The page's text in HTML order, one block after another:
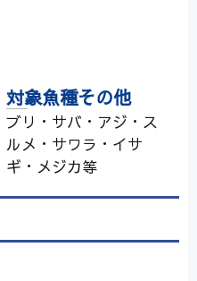
対象魚種その他
ブリ・サバ・アジ・ス
ルメ・サワラ・イサ
ギ・メジカ等